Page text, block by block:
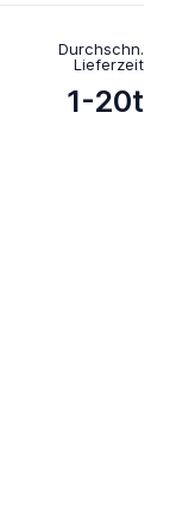
Durchschn.
Lieferzeit
1-20t